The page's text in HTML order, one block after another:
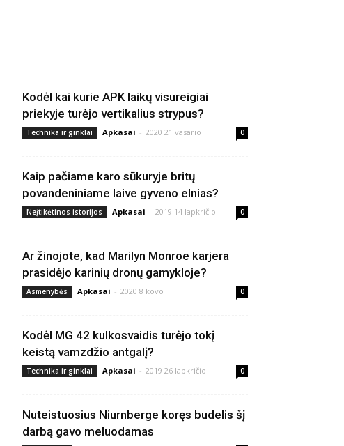
Kodėl kai kurie APK laikų visureigiai
priekyje turėjo vertikalius strypus?
Technika ir ginklai Apkasai - 2020 21 vasario 0
Kaip pačiame karo sūkuryje britų
povandeniniame laive gyveno elnias?
Neįtikėtinos istorijos Apkasai - 2019 14 lapkričio 0
Ar žinojote, kad Marilyn Monroe karjera
prasidėjo karinių dronų gamykloje?
Asmenybės Apkasai - 2020 8 kovo 0
Kodėl MG 42 kulkosvaidis turėjo tokį
keistą vamzdžio antgalį?
Technika ir ginklai Apkasai - 2019 26 lapkričio 0
Nuteistuosius Niurnberge koręs budelis šį
darbą gavo meluodamas